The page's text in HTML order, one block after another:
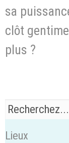
sa
clôt
plus ?
Lieux